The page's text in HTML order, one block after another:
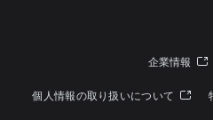
企業情報
個人情報の取り扱いについて